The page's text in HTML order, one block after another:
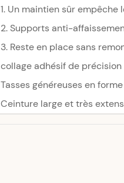
1. Un maintien sûr
2. Supports anti-
3. Reste en place sans
collage adhésif de précision
Tasses généreuses en
Ceinture large et très